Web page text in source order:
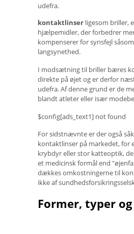
udefra.
kontaktlinser ligesom briller,
hjælpemidler, der forbedrer
kompenserer for synsfejl
langsynethed.
I modsætning til briller bæres
direkte på øjet og er derfor
udefra. Af denne grund er de
blandt atleter eller især
$config[ads_text1] not found
For sidstnævnte er der også
kontaktlinser på markedet, for
krybdyr eller stor katteoptik,
et medicinsk formål end
dækkes omkostningerne til
ikke af
Former, typer